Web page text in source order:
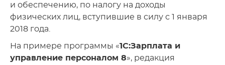
и обеспечению, по налогу на доходы
физических лиц, вступившие в силу с 1 января
2018 года.
На примере программы «1С:Зарплата и
управление персоналом 8», редакция